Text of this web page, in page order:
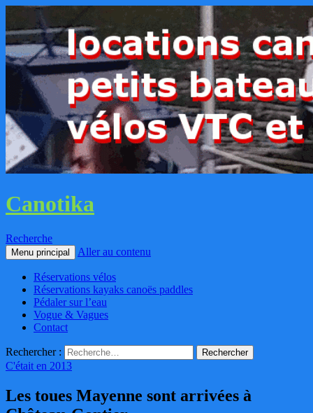
Canotika
Recherche
Menu principal Aller au contenu
Réservations vélos
Réservations kayaks canoës paddles
Pédaler sur l’eau
Vogue & Vagues
Contact
Rechercher :
C'était en 2013
Les toues Mayenne sont arrivées à